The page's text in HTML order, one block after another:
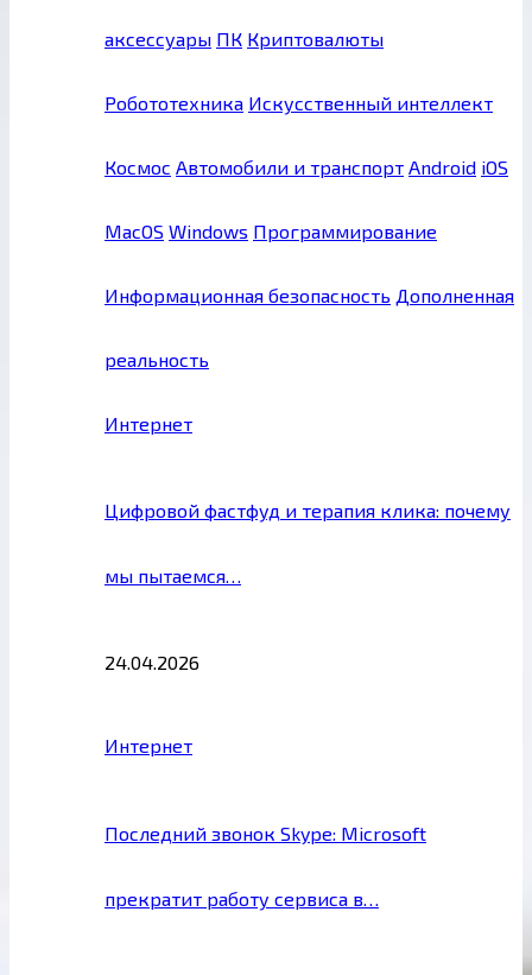
аксессуары ПК Криптовалюты
Робототехника Искусственный интеллект
Космос Автомобили и транспорт Android iOS
MacOS Windows Программирование
Информационная безопасность Дополненная
реальность
Интернет
Цифровой фастфуд и терапия клика: почему
мы пытаемся…
24.04.2026
Интернет
Последний звонок Skype: Microsoft
прекратит работу сервиса в…